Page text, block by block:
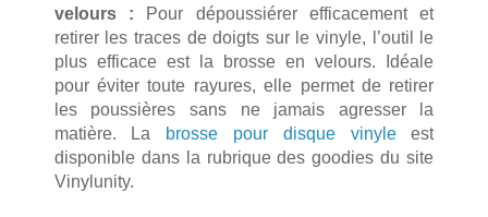
velours : Pour dépoussiérer efficacement et
retirer les traces de doigts sur le vinyle, l’outil le
plus efficace est la brosse en velours. Idéale
pour éviter toute rayures, elle permet de retirer
les poussières sans ne jamais agresser la
matière. La
brosse pour disque vinyleest
disponible dans la rubrique des goodies du site
Vinylunity.